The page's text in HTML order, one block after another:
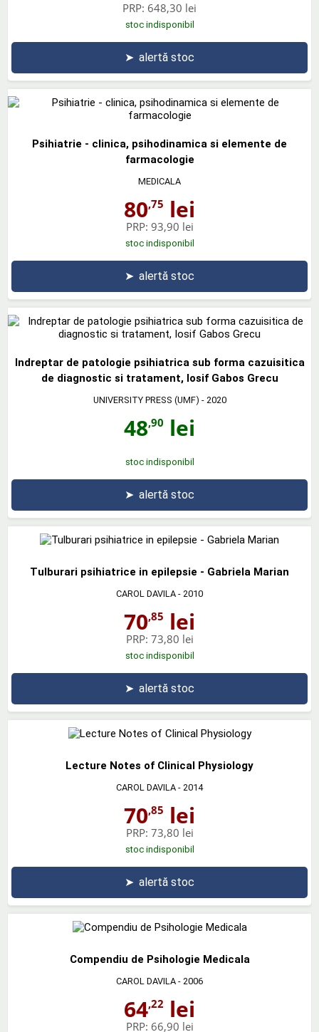
PRP: 648,30 lei
stoc indisponibil
➤ alertă stoc
Psihiatrie - clinica, psihodinamica si elemente de
farmacologie
MEDICALA
80,75 lei
PRP: 93,90 lei
stoc indisponibil
➤ alertă stoc
Indreptar de patologie psihiatrica sub forma cazuisitica
de diagnostic si tratament, Iosif Gabos Grecu
UNIVERSITY PRESS (UMF) - 2020
48,90 lei
stoc indisponibil
➤ alertă stoc
Tulburari psihiatrice in epilepsie - Gabriela Marian
CAROL DAVILA - 2010
70,85 lei
PRP: 73,80 lei
stoc indisponibil
➤ alertă stoc
Lecture Notes of Clinical Physiology
CAROL DAVILA - 2014
70,85 lei
PRP: 73,80 lei
stoc indisponibil
➤ alertă stoc
Compendiu de Psihologie Medicala
CAROL DAVILA - 2006
64,22 lei
PRP: 66,90 lei